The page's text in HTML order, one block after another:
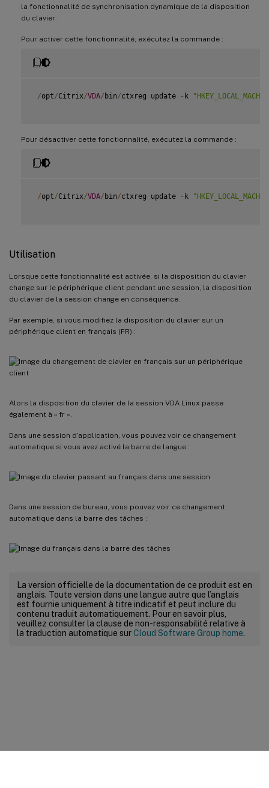
la fonctionnalité de synchronisation dynamique de la disposition
du clavier :
Pour activer cette fonctionnalité, exécutez la commande :
/opt/Citrix/VDA/ bin/ctxreg update - k
Pour désactiver cette fonctionnalité, exécutez la commande :
/opt/Citrix/VDA/ bin/ctxreg update - k
Utilisation
Lorsque cette fonctionnalité est activée, si la disposition du clavier
change sur le périphérique client pendant une session, la disposition
du clavier de la session change en conséquence.
Par exemple, si vous modifiez la disposition du clavier sur un
périphérique client en français (FR) :
Alors la disposition du clavier de la session VDA Linux passe
également à « fr ».
Dans une session d’application, vous pouvez voir ce changement
automatique si vous avez activé la barre de langue :
Dans une session de bureau, vous pouvez voir ce changement
automatique dans la barre des tâches :
La version officielle de la documentation de ce produit est en
anglais. Toute version dans une langue autre que l’anglais
est fournie uniquement à titre indicatif et peut inclure du
contenu traduit automatiquement. Pour en savoir plus,
veuillez consulter la clause de non-responsabilité relative à
la traduction automatique surCloud Software Group home.